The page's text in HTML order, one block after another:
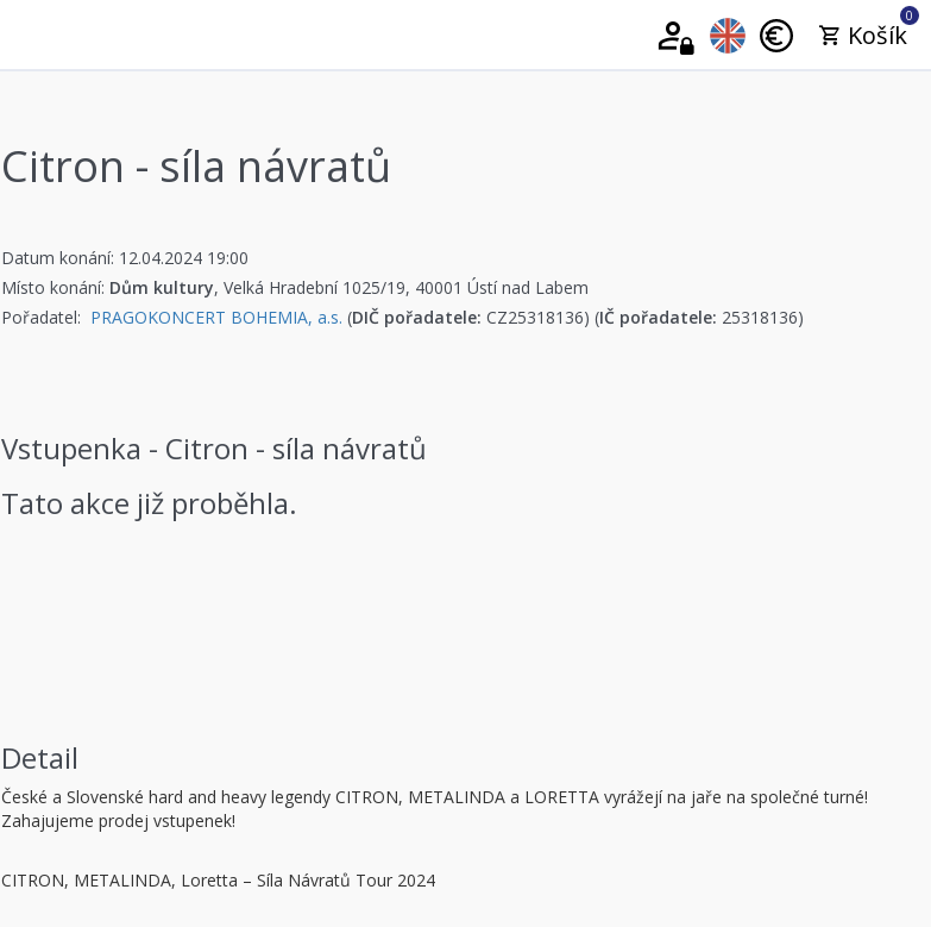
0
Košík
Citron - síla návratů
Datum konání: 12.04.2024 19:00
Místo konání: Dům kultury, Velká Hradební 1025/19, 40001 Ústí nad Labem
Pořadatel: PRAGOKONCERT BOHEMIA, a.s. (DIČ pořadatele: CZ25318136) (IČ pořadatele: 25318136)
Vstupenka - Citron - síla návratů
Tato akce již proběhla.
Detail
České a Slovenské hard and heavy legendy CITRON, METALINDA a LORETTA vyrážejí na jaře na společné turné!
Zahajujeme prodej vstupenek!
CITRON, METALINDA, Loretta – Síla Návratů Tour 2024